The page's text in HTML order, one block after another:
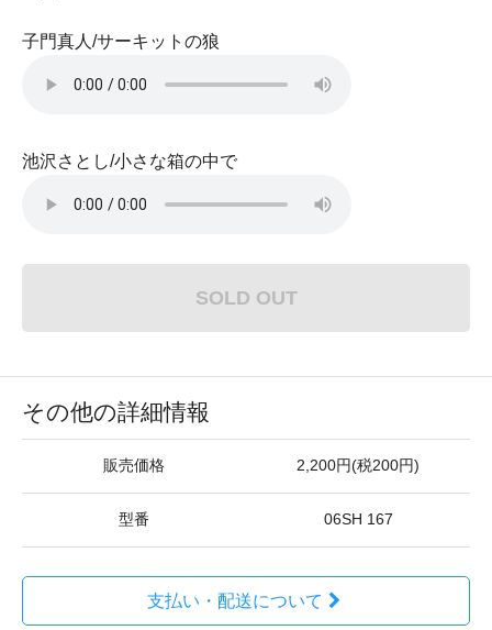
子門真人/サーキットの狼
池沢さとし/小さな箱の中で
SOLD OUT
その他の詳細情報
販売価格 2,200円(税200円)
型番 06SH 167
支払い・配送について